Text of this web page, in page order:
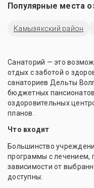
Популярные места
Камызякский район
Санаторий — это
отдых с заботой о
санаториев Дельты
бюджетных
оздоровительных
планов.
Что входит
Большинство
программы с лечением,
зависимости от
доступны: